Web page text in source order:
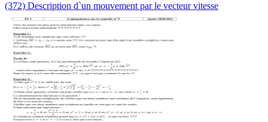
(372) Description d`un mouvement par le vecteur vitesse